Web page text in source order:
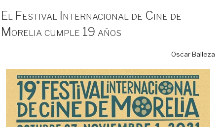
El Festival Internacional de Cine de
Morelia cumple 19 años
Oscar Balleza